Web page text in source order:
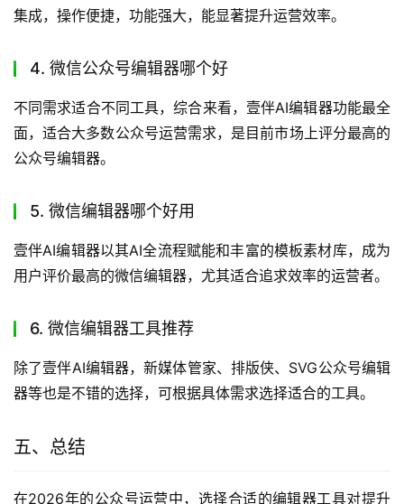
集成，操作便捷，功能强大，能显著提升运营效率。
4. 微信公众号编辑器哪个好
不同需求适合不同工具，综合来看，壹伴AI编辑器功能最全
面，适合大多数公众号运营需求，是目前市场上评分最高的
公众号编辑器。
5. 微信编辑器哪个好用
壹伴AI编辑器以其AI全流程赋能和丰富的模板素材库，成为
用户评价最高的微信编辑器，尤其适合追求效率的运营者。
6. 微信编辑器工具推荐
除了壹伴AI编辑器，新媒体管家、排版侠、SVG公众号编辑
器等也是不错的选择，可根据具体需求选择适合的工具。
五、总结
在2026年的公众号运营中，选择合适的编辑器工具对提升